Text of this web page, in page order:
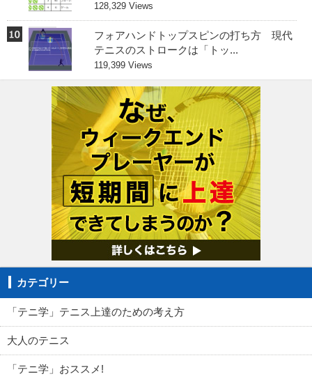
128,329 Views
フォアハンドトップスピンの打ち方 現代
テニスのストロークは「トッ...
119,399 Views
カテゴリー
「テニ学」テニス上達のための考え方
大人のテニス
「テニ学」おススメ!